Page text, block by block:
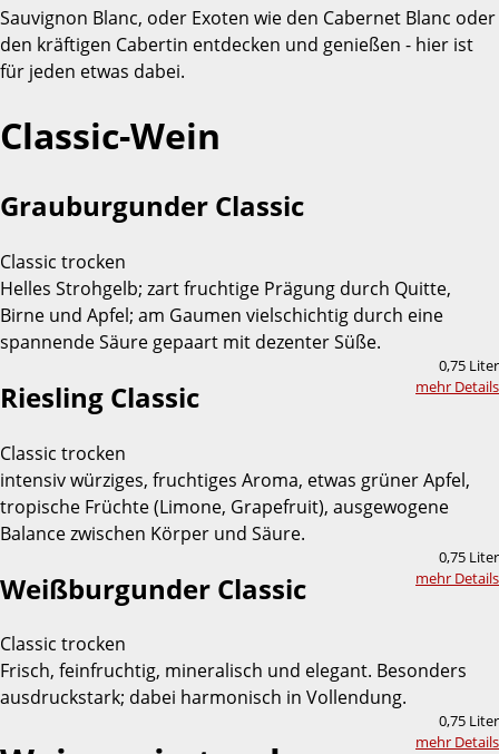
Sauvignon Blanc, oder Exoten wie den Cabernet Blanc oder
den kräftigen Cabertin entdecken und genießen - hier ist
für jeden etwas dabei.
Classic-Wein
Grauburgunder Classic
Classic trocken
Helles Strohgelb; zart fruchtige Prägung durch Quitte,
Birne und Apfel; am Gaumen vielschichtig durch eine
spannende Säure gepaart mit dezenter Süße.
0,75 Liter
mehr Details
Riesling Classic
Classic trocken
intensiv würziges, fruchtiges Aroma, etwas grüner Apfel,
tropische Früchte (Limone, Grapefruit), ausgewogene
Balance zwischen Körper und Säure.
0,75 Liter
mehr Details
Weißburgunder Classic
Classic trocken
Frisch, feinfruchtig, mineralisch und elegant. Besonders
ausdruckstark; dabei harmonisch in Vollendung.
0,75 Liter
mehr Details